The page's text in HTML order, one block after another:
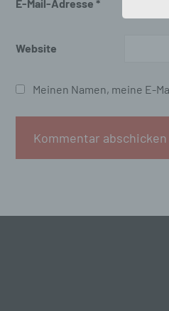
E-Mail-Adresse *
Website
Meinen Namen, meine E-